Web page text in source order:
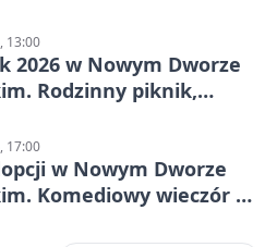
13:00
2026 w Nowym Dworze
Rodzinny piknik,
17:00
w Nowym Dworze
Komediowy wieczór w